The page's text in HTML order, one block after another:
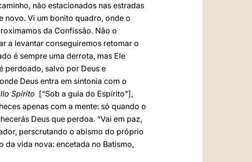
não estacionados nas estradas
novo. Vi um bonito quadro, onde o
da Confissão. Não o
a levantar conseguiremos retomar o
é sempre uma derrota, mas Ele
perdoado, salvo por Deus e
Deus entra em sintonia com o
Spirito [“Sob a guia do Espírito”],
apenas com a mente: só quando o
Deus que perdoa. “Vai em paz,
perscrutando o abismo do próprio
da vida nova: encetada no Batismo,